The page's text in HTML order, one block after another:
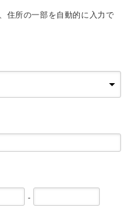
住所の一部を自動的に入力で
-